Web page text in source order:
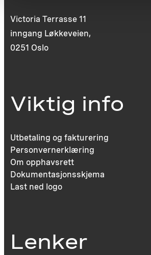
Victoria Terrasse 11
inngang Løkkeveien,
0251 Oslo
Viktig info
Utbetaling og fakturering
Personvernerklæring
Om opphavsrett
Dokumentasjonsskjema
Last ned logo
Lenker